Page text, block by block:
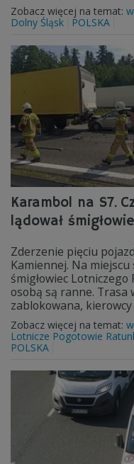
Zobacz więcej na temat:
Dolny Śląsk
POLSKA
Karambol na S7.
lądował
Zderzenie pięciu
Kamiennej. Na
śmigłowiec
osobą są ranne.
zablokowana,
Zobacz więcej na temat:
Lotnicze Pogotowie
POLSKA